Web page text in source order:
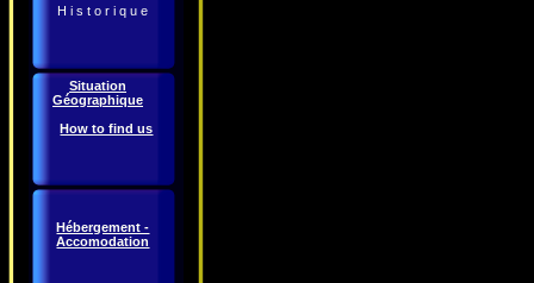
H i s t o r i q u e
Situation
Géographique
How to find us
Hébergement -
Accomodation